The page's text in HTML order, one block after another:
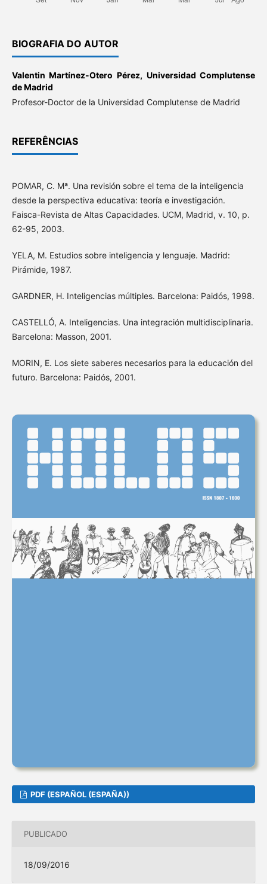
BIOGRAFIA DO AUTOR
Valentin Martínez-Otero Pérez, Universidad Complutense
de Madrid
Profesor-Doctor de la Universidad Complutense de Madrid
REFERÊNCIAS
POMAR, C. Mª. Una revisión sobre el tema de la inteligencia
desde la perspectiva educativa: teoría e investigación.
Faisca-Revista de Altas Capacidades. UCM, Madrid, v. 10, p.
62-95, 2003.
YELA, M. Estudios sobre inteligencia y lenguaje. Madrid:
Pirámide, 1987.
GARDNER, H. Inteligencias múltiples. Barcelona: Paidós, 1998.
CASTELLÓ, A. Inteligencias. Una integración multidisciplinaria.
Barcelona: Masson, 2001.
MORIN, E. Los siete saberes necesarios para la educación del
futuro. Barcelona: Paidós, 2001.
PDF (ESPAÑOL (ESPAÑA))
PUBLICADO
18/09/2016